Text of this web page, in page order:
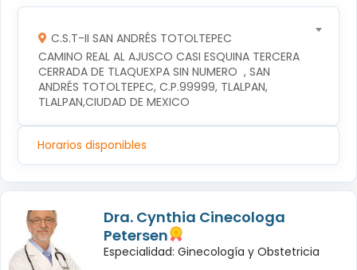
C.S.T-II SAN ANDRÉS TOTOLTEPEC
CAMINO REAL AL AJUSCO CASI ESQUINA TERCERA
CERRADA DE TLAQUEXPA SIN NUMERO  , SAN
ANDRÉS TOTOLTEPEC, C.P.99999, TLALPAN,
TLALPAN,CIUDAD DE MEXICO
Horarios disponibles
Dra. Cynthia Cinecologa
Petersen
Especialidad: Ginecología y Obstetricia